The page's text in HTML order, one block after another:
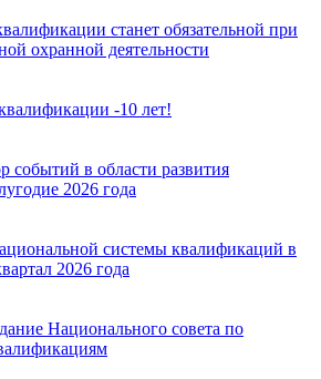
станет обязательной при
охранной деятельности
-10 лет!
в области развития
2026 года
системы квалификаций в
2026 года
Национального совета по